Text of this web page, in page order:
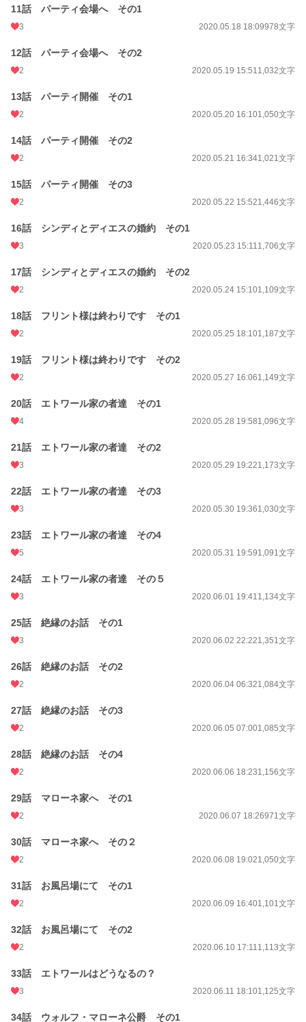
11話 パーティ会場へ その1
3 2020.05.18 18:09978文字
12話 パーティ会場へ その2
2 2020.05.19 15:511,032文字
13話 パーティ開催 その1
2 2020.05.20 16:101,050文字
14話 パーティ開催 その2
2 2020.05.21 16:341,021文字
15話 パーティ開催 その3
2 2020.05.22 15:521,446文字
16話 シンディとディエスの婚約 その1
3 2020.05.23 15:111,706文字
17話 シンディとディエスの婚約 その2
2 2020.05.24 15:101,109文字
18話 フリント様は終わりです その1
2 2020.05.25 18:101,187文字
19話 フリント様は終わりです その2
2 2020.05.27 16:061,149文字
20話 エトワール家の者達 その1
4 2020.05.28 19:581,096文字
21話 エトワール家の者達 その2
3 2020.05.29 19:221,173文字
22話 エトワール家の者達 その3
3 2020.05.30 19:361,030文字
23話 エトワール家の者達 その4
5 2020.05.31 19:591,091文字
24話 エトワール家の者達 その５
3 2020.06.01 19:411,134文字
25話 絶縁のお話 その1
3 2020.06.02 22:221,351文字
26話 絶縁のお話 その2
2 2020.06.04 06:321,084文字
27話 絶縁のお話 その3
2 2020.06.05 07:001,085文字
28話 絶縁のお話 その4
2 2020.06.06 18:231,156文字
29話 マローネ家へ その1
2 2020.06.07 18:26971文字
30話 マローネ家へ その２
2 2020.06.08 19:021,050文字
31話 お風呂場にて その1
2 2020.06.09 16:401,101文字
32話 お風呂場にて その2
2 2020.06.10 17:111,113文字
33話 エトワールはどうなるの？
3 2020.06.11 18:101,125文字
34話 ウォルフ・マローネ公爵 その1